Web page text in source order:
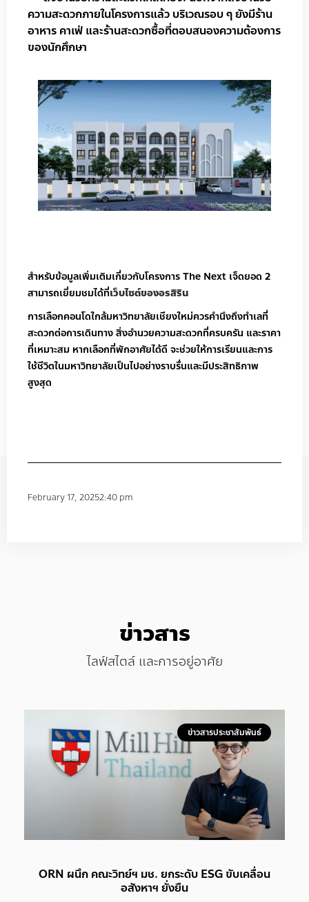
ความสะดวกภายในโครงการแล้ว บริเวณรอบ ๆ ยังมีร้าน
อาหาร คาเฟ่ และร้านสะดวกซื้อที่ตอบสนองความต้องการ
ของนักศึกษา
สำหรับข้อมูลเพิ่มเติมเกี่ยวกับโครงการ The Next เจ็ดยอด 2
สามารถเยี่ยมชมได้ที่เว็บไซต์ของอรสิริน
การเลือกคอนโดใกล้มหาวิทยาลัยเชียงใหม่ควรคำนึงถึงทำเลที่
สะดวกต่อการเดินทาง สิ่งอำนวยความสะดวกที่ครบครัน และราคา
ที่เหมาะสม หากเลือกที่พักอาศัยได้ดี จะช่วยให้การเรียนและการ
ใช้ชีวิตในมหาวิทยาลัยเป็นไปอย่างราบรื่นและมีประสิทธิภาพ
สูงสุด
February 17, 20252:40 pm
ข่าวสาร
ไลฟ์สไตล์ และการอยู่อาศัย
ข่าวสารประชาสัมพันธ์
ORN ผนึก คณะวิทย์ฯ มช. ยกระดับ ESG ขับเคลื่อน
อสังหาฯ ยั่งยืน